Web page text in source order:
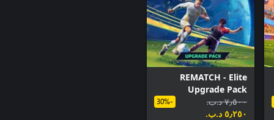
REMATCH - Elite
Upgrade Pack
٧٫٥٠٠ د.ب.‏
٥٫٢٥٠ د.ب.‏
-30%